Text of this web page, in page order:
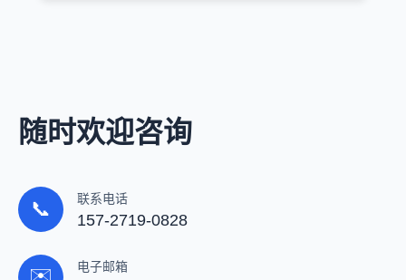
随时欢迎咨询
📞 联系电话
157-2719-0828
✉️ 电子邮箱